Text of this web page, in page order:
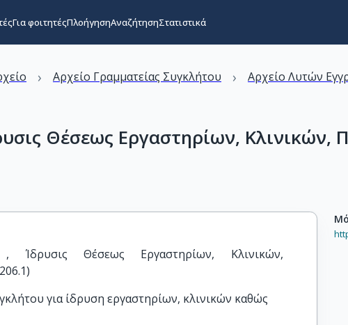
Για φοιτητέςΠλοήγησηΑναζήτησηΣτατιστικά
› Αρχείο Γραμματείας Συγκλήτου › Αρχείο Λυτών
Θέσεως Εργαστηρίων, Κλινικών,
Ίδρυσις Θέσεως Εργαστηρίων, Κλινικών,
για ίδρυση εργαστηρίων, κλινικών καθώς